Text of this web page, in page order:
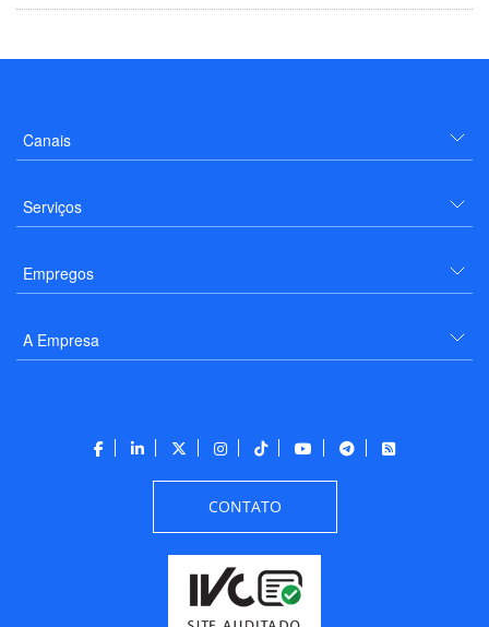
Canais
Serviços
Empregos
A Empresa
CONTATO